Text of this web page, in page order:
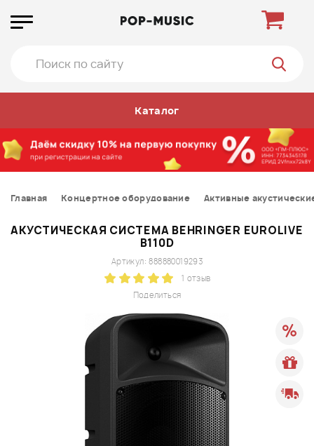
Каталог
Главная Концертное оборудование Активные
АКУСТИЧЕСКАЯ СИСТЕМА BEHRINGER EUROLIVE
B110D
Поделиться
Артикул: 888880019293
1 отзыв